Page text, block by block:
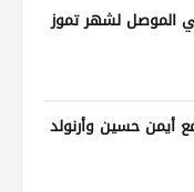
الموصل لشهر تموز
أيمن حسين وأرنولد